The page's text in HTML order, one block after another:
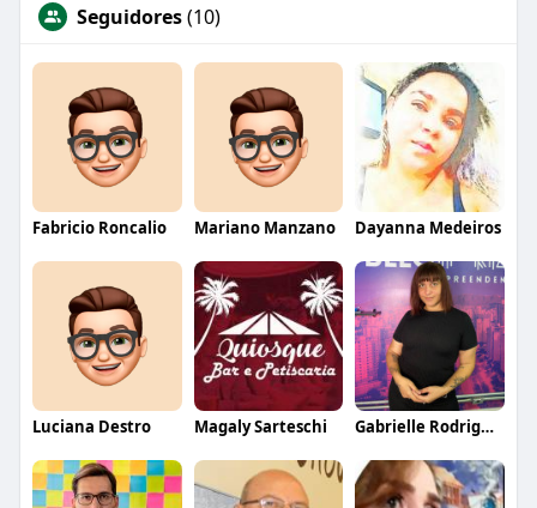
Seguidores(10)
Fabricio Roncalio Mariano Manzano Dayanna Medeiros
Luciana Destro Magaly Sarteschi Gabrielle Rodrigues